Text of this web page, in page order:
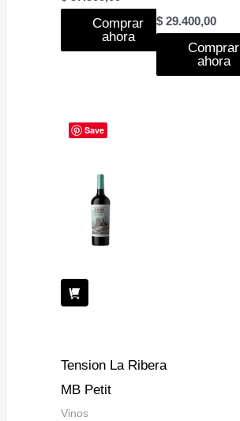
Comprar
ahora
$ 29.400,00
Comprar
ahora
Save
Tension La Ribera
MB Petit
Vinos